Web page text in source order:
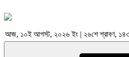
আজ, ১০ই আগস্ট, ২০২৬ ইং | ২৬শে শ্রাবণ, ১৪৩৩